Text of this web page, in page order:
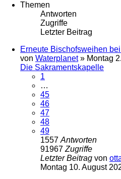
Themen
Antworten
Zugriffe
Letzter Beitrag
Erneute Bischofsweihen
von Waterplanet» Montag
Die Sakramentskapelle
1
…
45
46
47
48
49
1557 Antworten
91967 Zugriffe
Letzter Beitrag von
Montag 10. August